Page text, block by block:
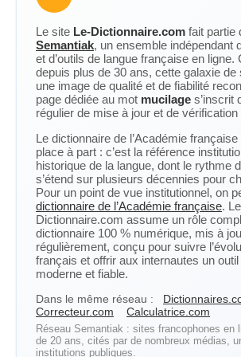
Le site Le-Dictionnaire.com fait partie
Semantiak, un ensemble indépendant
et d’outils de langue française en ligne.
depuis plus de 30 ans, cette galaxie de
une image de qualité et de fiabilité
page dédiée au mot mucilage s’inscrit
régulier de mise à jour et de vérification
Le dictionnaire de l’Académie
place à part : c’est la référence
historique de la langue, dont le rythme
s’étend sur plusieurs décennies pour
Pour un point de vue institutionnel, on
dictionnaire de l’Académie française.
Dictionnaire.com assume un rôle
dictionnaire 100 % numérique, mis à
régulièrement, conçu pour suivre
français et offrir aux internautes un outil
moderne et fiable.
Dans le même réseau :
Correcteur.com
Calculatrice.com
Réseau Semantiak : sites francophones en
de 20 ans, cités par de nombreux médias,
institutions publiques.